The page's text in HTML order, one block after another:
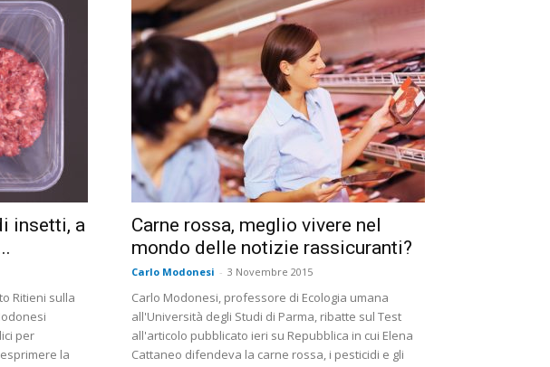
insetti, a
Ritieni sulla
per
la
Carne rossa, meglio vivere nel
mondo delle notizie rassicuranti?
Carlo Modonesi - 3 Novembre 2015
Carlo Modonesi, professore di Ecologia umana
all'Università degli Studi di Parma, ribatte sul Test
all'articolo pubblicato ieri su Repubblica in cui Elena
Cattaneo difendeva la carne rossa, i pesticidi e gli